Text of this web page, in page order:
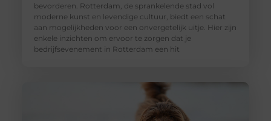
bevorderen. Rotterdam, de sprankelende stad vol
moderne kunst en levendige cultuur, biedt een schat
aan mogelijkheden voor een onvergetelijk uitje. Hier zijn
enkele inzichten om ervoor te zorgen dat je
bedrijfsevenement in Rotterdam een hit